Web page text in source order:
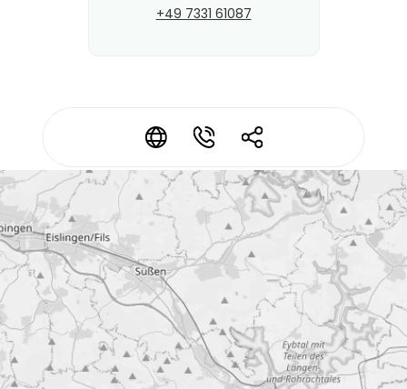
* * *
+49 7331 61087
Kontaktdaten ändern?